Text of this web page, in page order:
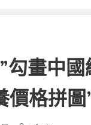
勾畫中
價格拼圖